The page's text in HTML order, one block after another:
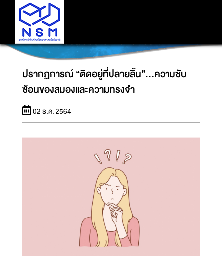
ปรากฏการณ์ “ติดอยู่ที่ปลายลิ้น”…ความซับซ้อน
ของสมองและความทรงจำ
ปรากฏการณ์ “ติดอยู่ที่ปลายลิ้น”…ความซับ
ซ้อนของสมองและความทรงจำ
02 ธ.ค. 2564